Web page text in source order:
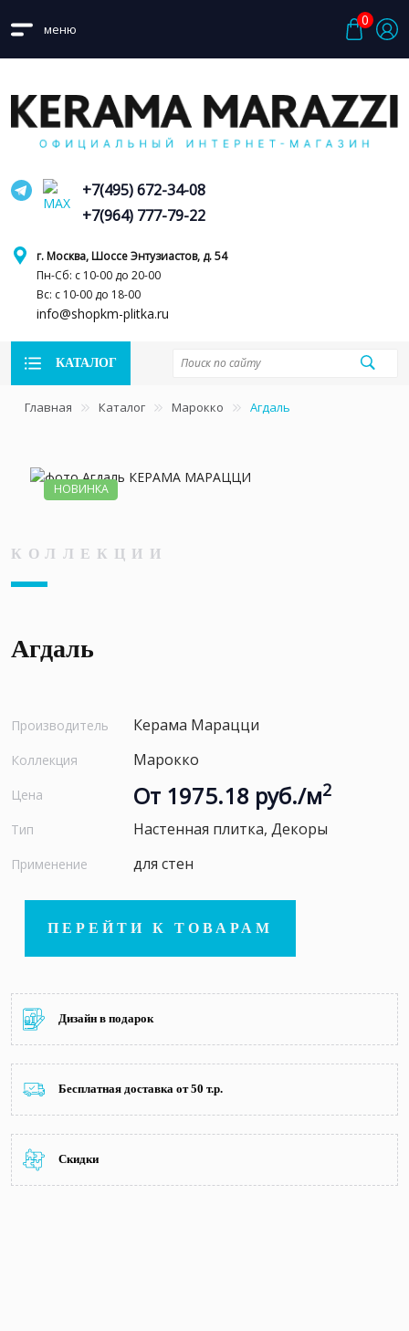
меню
0
г. Москва, Шоссе Энтузиастов, д. 54
Пн-Сб: с 10-00 до 20-00
Вс: с 10-00 до 18-00
info@shopkm-plitka.ru
+7(495) 672-34-08
+7(964) 777-79-22
КАТАЛОГ
Главная Каталог Марокко Агдаль
НОВИНКА
КОЛЛЕКЦИИ
Агдаль
Производитель Керама Марацци
Коллекция Марокко
Цена От 1975.18 руб./м2
Тип Настенная плитка, Декоры
Применение для стен
ПЕРЕЙТИ К ТОВАРАМ
Дизайн в подарок
Бесплатная доставка от 50 т.р.
Скидки